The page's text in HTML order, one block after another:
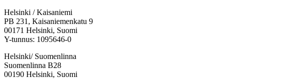
Helsinki / Kaisaniemi
PB 231, Kaisaniemenkatu 9
00171 Helsinki, Suomi
Y-tunnus: 1095646-0
Helsinki/ Suomenlinna
Suomenlinna B28
00190 Helsinki, Suomi